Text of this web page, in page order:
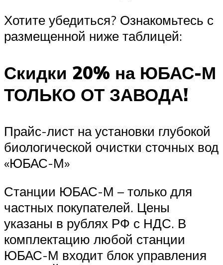
Хотите убедиться? Ознакомьтесь с
размещенной ниже таблицей:
Скидки 20% на ЮБАС-М
ТОЛЬКО ОТ ЗАВОДА!
Прайс-лист на установки глубокой
биологической очистки сточных вод
«ЮБАС-М»
Станции ЮБАС-М – только для
частных покупателей. Цены
указаны в рублях РФ с НДС. В
комплектацию любой станции
ЮБАС-М входит блок управления